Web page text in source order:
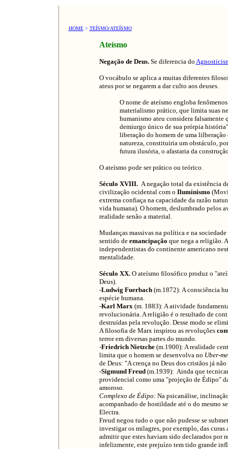
HOME > TEÍSMO/ATEÍSMO
Ateísmo
Negação de Deus. Se diferencia do
O vocábulo se aplica a muitas diferentes
ateus por se negarem a dar culto aos deuses.
O nome de ateísmo engloba
materialismo prático, que limita suas
humanismo ateu considera falsamente
demiurgo único de sua prórpia
liberação do homem de uma
natureza, constituiria um obstáculo,
futura ilusória, o afastaria da
O ateísmo pode ser prático ou teórico.
Século XVIII. A negação total da existência
civilização ocidental com o Iluminismo
extrema confiaça na capacidade da razão
vida humana). O homem, deslumbrado pelos
realidade senão a material.
Mudanças massivas na política e na
sentido de emancipação que nega a religião.
independentistas do continente americano
mentalidade.
Século XX.O ateísmo filosófico produz o
Deus).
-Ludwig Fuerbach(m.1872): A consciência
espécie humana.
-Karl Marx (m. 1883): A atividade
revolucionária. A religião é o resultado de
destruídas pela revolução. Desse modo se
A filosofia de Marx inspirou as revoluções
terror em diversas partes do mundo.
-Friedrich Nietzche(m.1900): A realidade
limita que o homem se desenvolva no Uber-
de Deus: "A crença no Deus dos cristãos já
-Sigmund Freud(m.1939): Ainda que
providencial como uma "projeção de Édipo"
amoroso.
Complexo de Édipo:Na psicanálise,
acompanhado de hostildade até o do mesmo
Electra.
Freud negou tudo o que não pudesse se
investigar os milagres, por exemplo, das
admitir que estes haviam sido declarados por
infelizmente, este prejuízo tem tido grande